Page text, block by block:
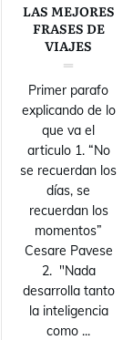
LAS MEJORES
FRASES DE
VIAJES
Primer parafo
explicando de lo
que va el
articulo 1. “No
se recuerdan los
días, se
recuerdan los
momentos”
Cesare Pavese
2. "Nada
desarrolla tanto
la inteligencia
como ...